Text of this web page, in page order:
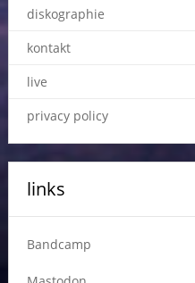
diskographie
kontakt
live
privacy policy
links
Bandcamp